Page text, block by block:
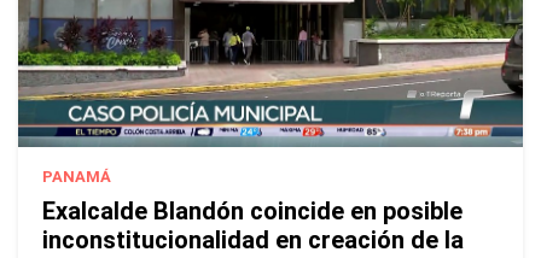
PANAMÁ
Exalcalde Blandón coincide en posible
inconstitucionalidad en creación de la